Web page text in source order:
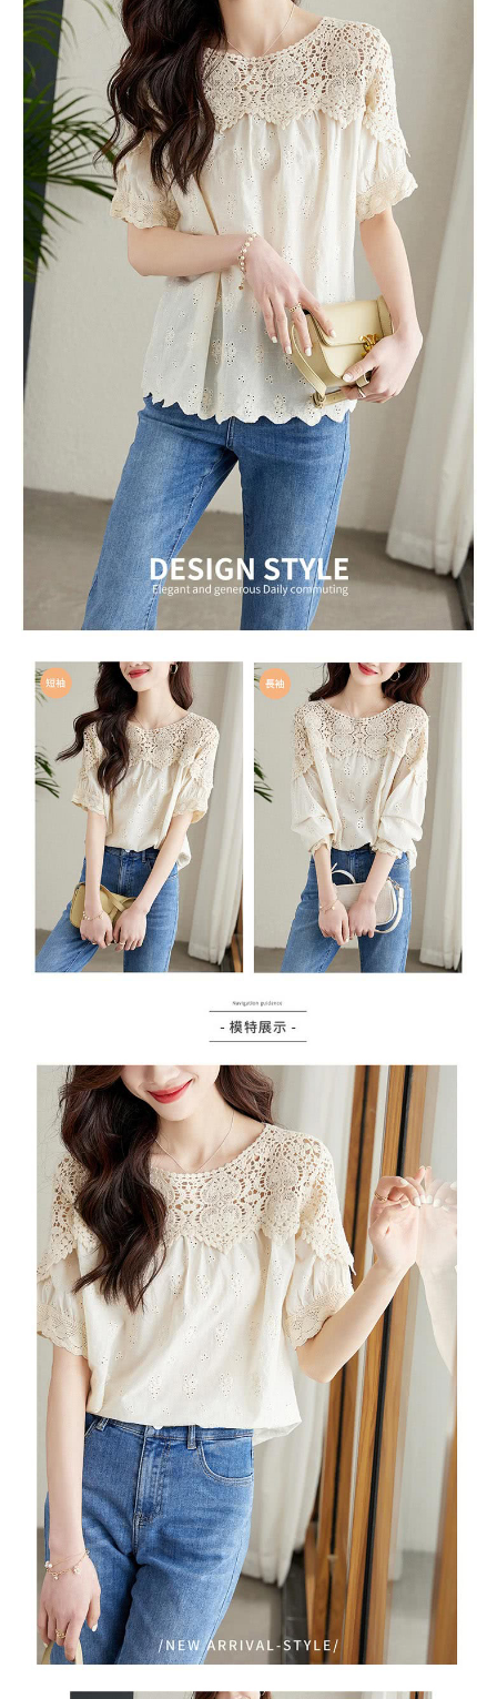
【關於「AFTEE先享後付」】
AFTEE先享後付是「在收到商品之後才付款」的支付方式。 讓您購物簡單
便利好安心！
１．簡單：不需註冊會員、不需綁卡、不需儲值。
２．便利：只要手機號碼，簡訊認證，即可結帳。
３．安心：先確認商品／服務後，再付款。
【「AFTEE先享後付」結帳流程】
１．於結帳方式選擇「AFTEE先享後付」後，將跳轉至「AFTEE先享後付」
結帳頁面，進行簡訊認證並確認金額後，即可完成結帳。
２．訂單成立數日內，您將收到繳費通知簡訊。
３．收到繳費通知簡訊後14天內，點擊此簡訊中的連結，可透過四大超商／
ATM／網路銀行／等多元方式進行付款，方視為交易完成。
※ 請注意：結帳手續完成當下不需立刻繳費，但若您需要取消訂單，請聯絡
購買商品的店家。未經商家同意取消之訂單仍視為有效，需透過AFTEE先享
後付繳納相關費用。
※ 交易是否成功請以「AFTEE先享後付 」之結帳頁面顯示為準，若有關於
是否繳費成功／繳費後需取消欲退款等相關疑問，請聯繫「AFTEE先享後付
客戶支援中心」
https://netprotections.freshdesk.com/support/home
１．透過由恩沛科技股份有限公司提供之「AFTEE先享後付」服務完成之交
易，需依本服務之必要範圍內提供個人資料，並將交易相關給付款項請求債
權轉讓予恩沛科技股份有限公司。
２．關於個人資料處理事宜，請瀏覽以下網址：
https://aftee.tw/terms/#terms3
３．未成年的使用者請事先徵得法定代理人或監護人之同意方可使用
「AFTEE先享後付」，若未經同意申辦者引起之損失，本公司不負相關責
４．使用「AFTEE先享後付」時，將依據個別帳號之用戶狀況，依本公司即
時審查核予不同之上限額度；若仍有額度不足之情形，本公司將視審查結果
請求用戶進行身份認證。
恩沛科技股份有限公司將有權停止該用戶之使用額度並採取法律行動。
ATM付款
運送方式
全家取貨付款
每筆NT$79，滿NT$599(含以上)免運費
付款後全家取貨
每筆NT$79，滿NT$599(含以上)免運費
7-11取貨付款
每筆NT$79，滿NT$1,000(含以上)免運費
付款後7-11取貨
每筆NT$79，滿NT$1,000(含以上)免運費
宅配
每筆NT$90，滿NT$1,000(含以上)免運費
每筆NT$100，滿NT$1,500(含以上)免運費
花邊下擺設計
貼心加大碼